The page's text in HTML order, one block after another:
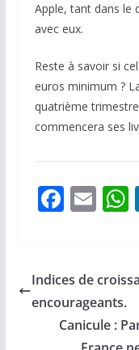
Apple, tant dans le
avec eux.
Reste à savoir si
euros minimum ?
quatrième
commencera ses
F
b
o
o
E
l s
Indices de
encourageants.
Canicule :